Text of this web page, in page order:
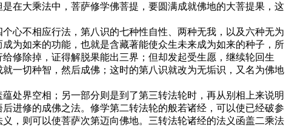
在大乘法中，菩萨修学佛菩提，要圆满成就佛地的大菩提果，这
心不相应行法，第八识的七种性自性、两种无我，以及六种无为
为如来的功能，也就是含藏著能使众生未来成为如来的种子，所
修除掉，证得解脱果能出三界；但却发起受生愿，继续轮回生
一切种智，然后成佛；这时的第八识就改为无垢识，又名为佛地
处界空相；另一部分则是到了第三转法轮时，再从别相上来说明
进修的成佛之法。修学第二转法轮的般若诸经，可以使已经破参
，则可以使菩萨次第迈向佛地。三转法轮诸经的法义函盖二乘法